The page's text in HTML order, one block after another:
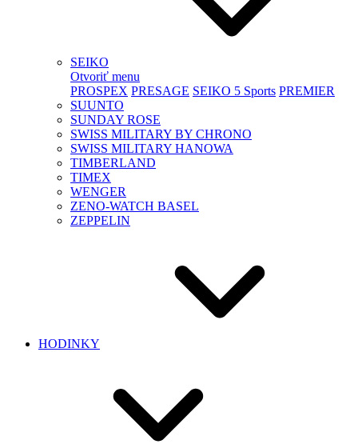
SEIKO
Otvoriť menu
PROSPEX PRESAGE SEIKO 5 Sports PREMIER
SUUNTO
SUNDAY ROSE
SWISS MILITARY BY CHRONO
SWISS MILITARY HANOWA
TIMBERLAND
TIMEX
WENGER
ZENO-WATCH BASEL
ZEPPELIN
HODINKY